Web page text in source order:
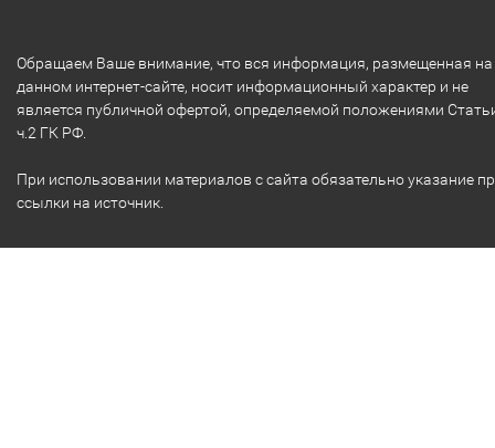
Обращаем Ваше внимание, что вся информация, размещенная на
данном интернет-сайте, носит информационный характер и не
является публичной офертой, определяемой положениями
ч.2 ГК РФ.
При использовании материалов с сайта обязательно указание
ссылки на источник.